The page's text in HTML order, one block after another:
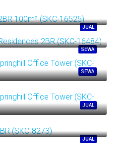
JUAL
SEWA
SEWA
JUAL
JUAL